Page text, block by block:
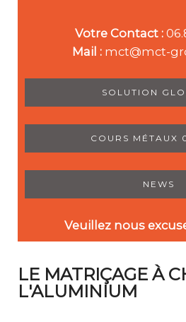
LE MATRIÇAGE À
L'ALUMINIUM
Votre Contact :
Mail : mct@mct-
SOLUTION
COURS MÉTAUX
NEWS
Veuillez nous